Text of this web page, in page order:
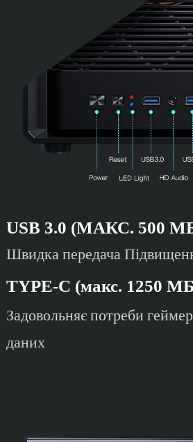
USB 3.0 (МАКС. 500
Швидка передача
TYPE-C (макс. 1250
Задовольняє потреби
даних